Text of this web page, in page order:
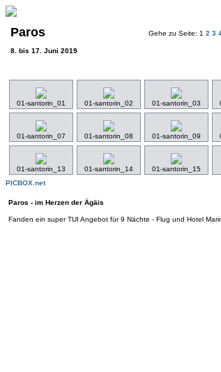
Paros
8. bis 17. Juni 2019
Gehe zu Seite: 1 2 3
01-santorin_01 01-santorin_02 01-santorin_03
01-santorin_07 01-santorin_08 01-santorin_09
01-santorin_13 01-santorin_14 01-santorin_15
PICBOX.net
Paros - im Herzen der Ägäis
Fanden ein super TUI Angebot für 9 Nächte - Flug und Hotel